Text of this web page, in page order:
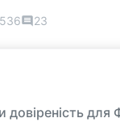
23
довіреність